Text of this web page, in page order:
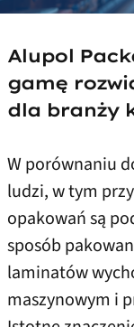
Alupol
gamę
dla branży
W porównaniu
ludzi, w tym
opakowań są
sposób
laminatów
maszynowym i